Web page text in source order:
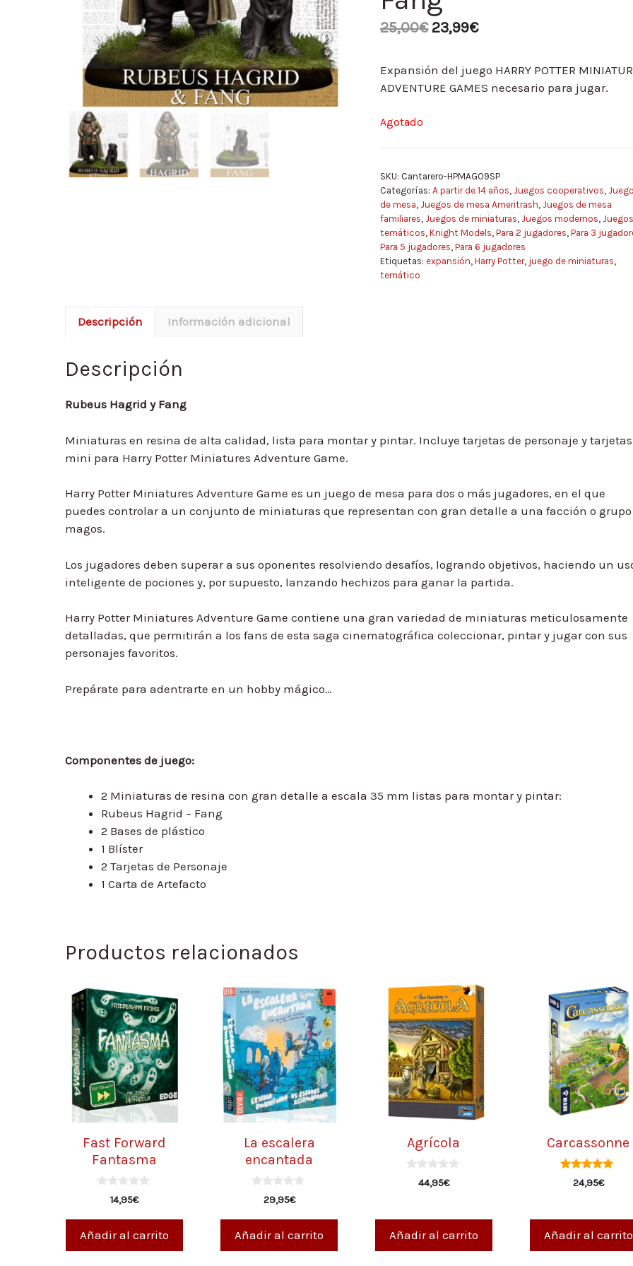
25,00€ 23,99€
Expansión del juego HARRY POTTER
ADVENTURE GAMES necesario para jugar.
Agotado
SKU: Cantarero-HPMAG09SP
Categorías: A partir de 14 años Juegos cooperativos
de mesa Juegos de mesa Ameritrash Juegos de mesa
familiares Juegos de miniaturas Juegos modernos Juegos
temáticos Knight Models Para 2 jugadores Para 3
Para 5 jugadores Para 6 jugadores
Etiquetas: expansión Harry Potter, juego de miniaturas
temático
Descripción Información adicional
Descripción
Rubeus Hagrid y Fang
Miniaturas en resina de alta calidad, lista para montar y pintar. Incluye tarjetas de personaje y tarjetas
mini para Harry Potter Miniatures Adventure Game.
Harry Potter Miniatures Adventure Game es un juego de mesa para dos o más jugadores, en el que
puedes controlar a un conjunto de miniaturas que representan con gran detalle a una facción o grupo
magos.
Los jugadores deben superar a sus oponentes resolviendo desafíos, logrando objetivos, haciendo un
inteligente de pociones y, por supuesto, lanzando hechizos para ganar la partida.
Harry Potter Miniatures Adventure Game contiene una gran variedad de miniaturas meticulosamente
detalladas, que permitirán a los fans de esta saga cinematográfica coleccionar, pintar y jugar con sus
personajes favoritos.
Prepárate para adentrarte en un hobby mágico…
Componentes de juego:
2 Miniaturas de resina con gran detalle a escala 35 mm listas para montar y pintar:
Rubeus Hagrid – Fang
2 Bases de plástico
1 Blíster
2 Tarjetas de Personaje
1 Carta de Artefacto
Productos relacionados
Fast Forward
Fantasma
14,95€
Añadir al carrito
La escalera
encantada
29,95€
Añadir al carrito
Agrícola
44,95€
Añadir al carrito
Carcassonne
4.97
de 5
24,95€
Añadir al carrito